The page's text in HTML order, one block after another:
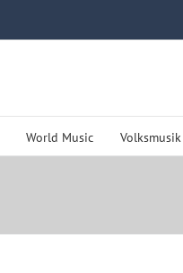
World Music Volksmusik